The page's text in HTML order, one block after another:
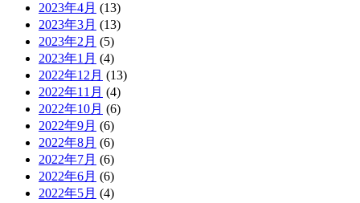
2023年4月 (13)
2023年3月 (13)
2023年2月 (5)
2023年1月 (4)
2022年12月 (13)
2022年11月 (4)
2022年10月 (6)
2022年9月 (6)
2022年8月 (6)
2022年7月 (6)
2022年6月 (6)
2022年5月 (4)